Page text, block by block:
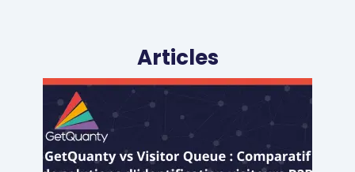
Articles